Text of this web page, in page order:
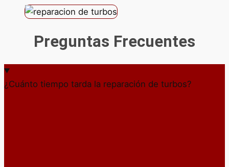
Preguntas Frecuentes
¿Cuánto tiempo tarda la reparación de turbos?